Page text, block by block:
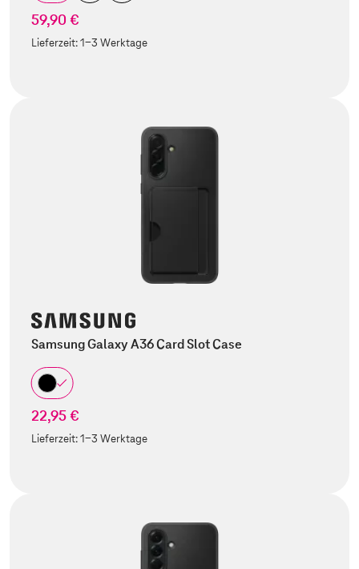
59,90 €
Lieferzeit:1-3 Werktage
Samsung Galaxy A36 Card Slot Case
22,95 €
Lieferzeit:1-3 Werktage